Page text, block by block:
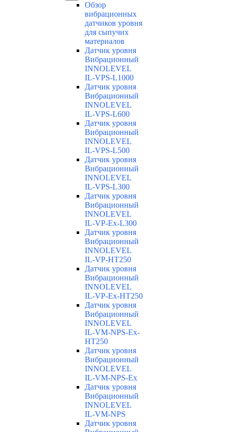
Обзор
вибрационных
датчиков уровня
для сыпучих
материалов
Датчик уровня
Вибрационный
INNOLEVEL
IL-VPS-L1000
Датчик уровня
Вибрационный
INNOLEVEL
IL-VPS-L600
Датчик уровня
Вибрационный
INNOLEVEL
IL-VPS-L500
Датчик уровня
Вибрационный
INNOLEVEL
IL-VPS-L300
Датчик уровня
Вибрационный
INNOLEVEL
IL-VP-Ex-L300
Датчик уровня
Вибрационный
INNOLEVEL
IL-VP-HT250
Датчик уровня
Вибрационный
INNOLEVEL
IL-VP-Ex-HT250
Датчик уровня
Вибрационный
INNOLEVEL
IL-VM-NPS-Ex-
HT250
Датчик уровня
Вибрационный
INNOLEVEL
IL-VM-NPS-Ex
Датчик уровня
Вибрационный
INNOLEVEL
IL-VM-NPS
Датчик уровня